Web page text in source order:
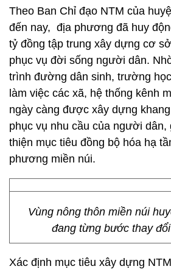
Theo Ban Chỉ đạo NTM của
đến nay, địa phương đã huy
tỷ đồng tập trung xây dựng cơ
phục vụ đời sống người dân.
trình đường dân sinh, trường
làm việc các xã, hệ thống kênh
ngày càng được xây dựng
phục vụ nhu cầu của người dân,
thiện mục tiêu đồng bộ hóa hạ
phương miền núi.
Vùng nông thôn miền núi
đang từng bước thay
Xác định mục tiêu xây dựng